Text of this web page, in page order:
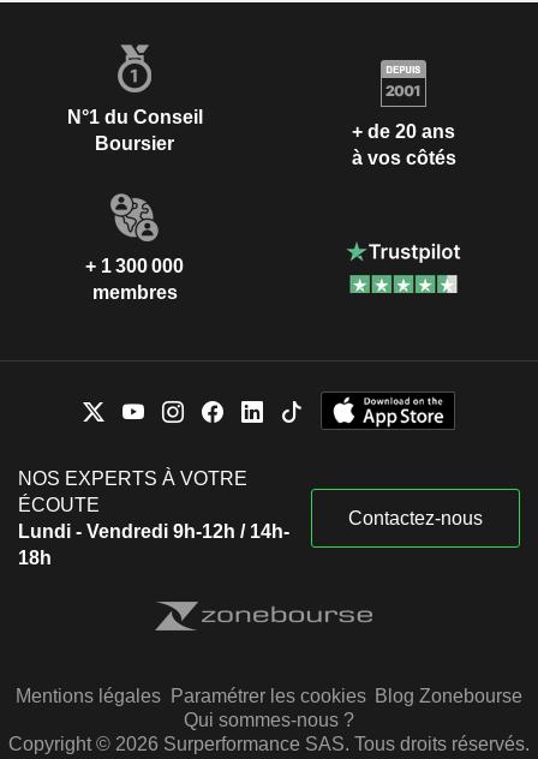
N°1 du Conseil
Boursier
+ de 20 ans
à vos côtés
+ 1 300 000
membres
NOS EXPERTS À VOTRE
ÉCOUTE
Lundi - Vendredi 9h-12h / 14h-
18h
Contactez-nous
Mentions légales Paramétrer les cookies Blog Zonebourse
Qui sommes-nous ?
Copyright © 2026 Surperformance SAS. Tous droits réservés.